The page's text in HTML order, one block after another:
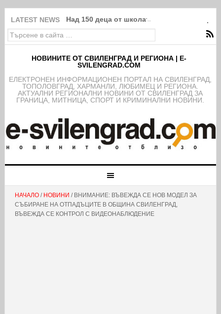
LATEST NEWS Над 150 деца от школата на ФК
НОВИНИТЕ ОТ СВИЛЕНГРАД И РЕГИОНА | E-
SVILENGRAD.COM
EЛЕКТРОНЕН ИНФОРМАЦИОНЕН ПОРТАЛ НА СВИЛЕНГРАД,
ТОПОЛОВГРАД, ХАРМАНЛИ, ЛЮБИМЕЦ И РЕГИОНА.
АКТУАЛНИ РЕГИОНАЛНИ НОВИНИ ОТ СВИЛЕНГРАД ЗА
ГРАНИЦА, МИТНИЦА, СПОРТ И КРИМИНАЛНИ НОВИНИ.
НАЧАЛО/ НОВИНИ / ВНИМАНИЕ: ВЪВЕЖДА СЕ НОВ МОДЕЛ ЗА
СЪБИРАНЕ НА ОТПАДЪЦИТЕ В ОБЩИНА СВИЛЕНГРАД,
ВЪВЕЖДА СЕ КОНТРОЛ С ВИДЕОНАБЛЮДЕНИЕ